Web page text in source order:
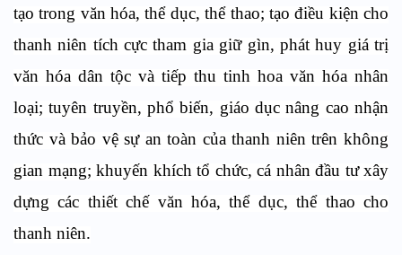
tạo trong văn hóa, thể dục, thể thao; tạo điều kiện cho
thanh niên tích cực tham gia giữ gìn, phát huy giá trị
văn hóa dân tộc và tiếp thu tinh hoa văn hóa nhân
loại; tuyên truyền, phổ biến, giáo dục nâng cao nhận
thức và bảo vệ sự an toàn của thanh niên trên không
gian mạng; khuyến khích tổ chức, cá nhân đầu tư xây
dựng các thiết chế văn hóa, thể dục, thể thao cho
thanh niên.